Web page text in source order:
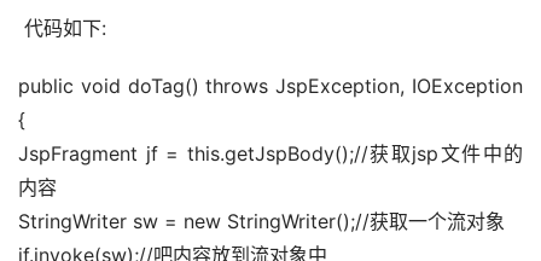
代码如下:
public void doTag() throws JspException, IOException
{
JspFragment jf = this.getJspBody();//获取jsp文件中的
内容
StringWriter sw = new StringWriter();//获取一个流对象
jf.invoke(sw);//吧内容放到流对象中